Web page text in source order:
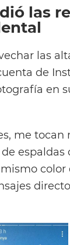
las
las
de
en
me tocan